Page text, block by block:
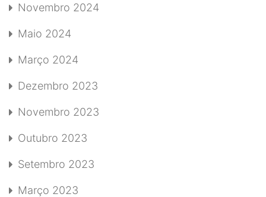
Novembro 2024
Maio 2024
Março 2024
Dezembro 2023
Novembro 2023
Outubro 2023
Setembro 2023
Março 2023